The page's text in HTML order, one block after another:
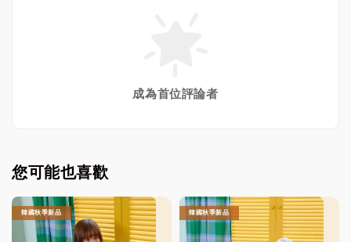
成為首位評論者
您可能也喜歡
韓國秋季新品 韓國秋季新品